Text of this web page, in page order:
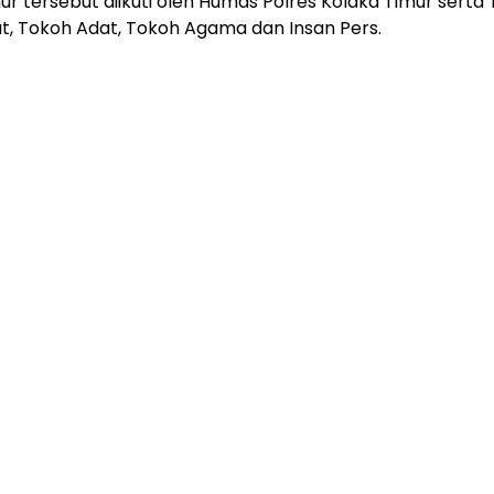
Tokoh Adat, Tokoh Agama dan Insan Pers.